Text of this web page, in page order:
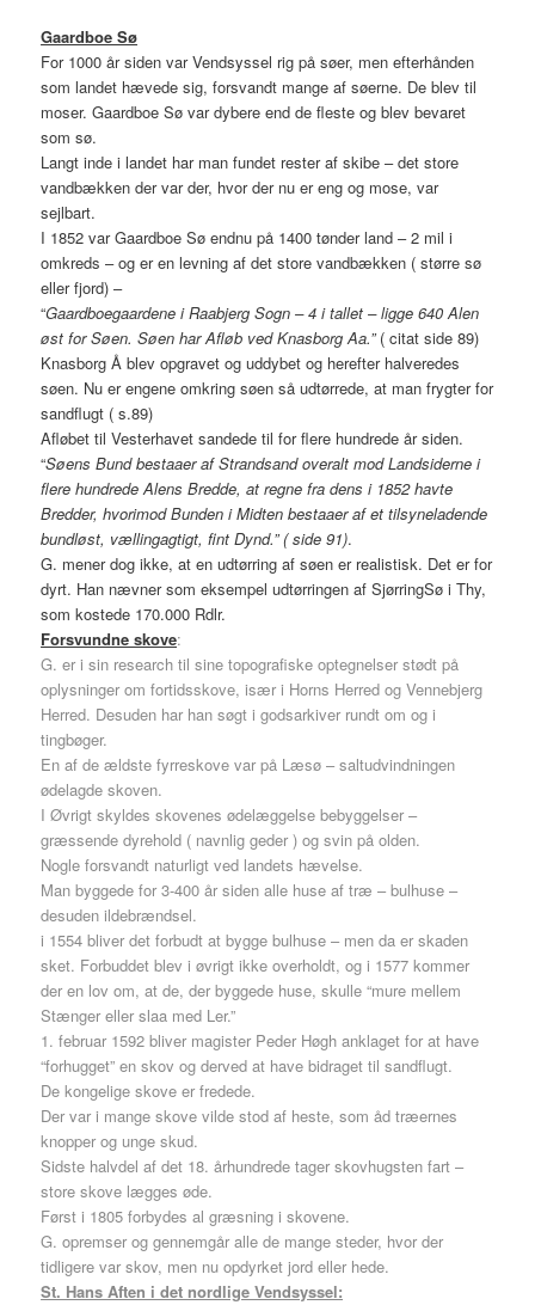
Gaardboe Sø
For 1000 år siden var Vendsyssel rig på søer, men efterhånden
som landet hævede sig, forsvandt mange af søerne. De blev til
moser. Gaardboe Sø var dybere end de fleste og blev bevaret
som sø.
Langt inde i landet har man fundet rester af skibe – det store
vandbækken der var der, hvor der nu er eng og mose, var
sejlbart.
I 1852 var Gaardboe Sø endnu på 1400 tønder land – 2 mil i
omkreds – og er en levning af det store vandbækken ( større sø
eller fjord) –
“Gaardboegaardene i Raabjerg Sogn – 4 i tallet – ligge 640 Alen
øst for Søen. Søen har Afløb ved Knasborg Aa.” ( citat side 89)
Knasborg Å blev opgravet og uddybet og herefter halveredes
søen. Nu er engene omkring søen så udtørrede, at man frygter for
sandflugt ( s.89)
Afløbet til Vesterhavet sandede til for flere hundrede år siden.
“Søens Bund bestaaer af Strandsand overalt mod Landsiderne i
flere hundrede Alens Bredde, at regne fra dens i 1852 havte
Bredder, hvorimod Bunden i Midten bestaaer af et tilsyneladende
bundløst, vællingagtigt, fint Dynd.” ( side 91).
G. mener dog ikke, at en udtørring af søen er realistisk. Det er for
dyrt. Han nævner som eksempel udtørringen af SjørringSø i Thy,
som kostede 170.000 Rdlr.
Forsvundne skove:
G. er i sin research til sine topografiske optegnelser stødt på
oplysninger om fortidsskove, især i Horns Herred og Vennebjerg
Herred. Desuden har han søgt i godsarkiver rundt om og i
tingbøger.
En af de ældste fyrreskove var på Læsø – saltudvindningen
ødelagde skoven.
I Øvrigt skyldes skovenes ødelæggelse bebyggelser –
græssende dyrehold ( navnlig geder ) og svin på olden.
Nogle forsvandt naturligt ved landets hævelse.
Man byggede for 3-400 år siden alle huse af træ – bulhuse –
desuden ildebrændsel.
i 1554 bliver det forbudt at bygge bulhuse – men da er skaden
sket. Forbuddet blev i øvrigt ikke overholdt, og i 1577 kommer
der en lov om, at de, der byggede huse, skulle “mure mellem
Stænger eller slaa med Ler.”
1. februar 1592 bliver magister Peder Høgh anklaget for at have
“forhugget” en skov og derved at have bidraget til sandflugt.
De kongelige skove er fredede.
Der var i mange skove vilde stod af heste, som åd træernes
knopper og unge skud.
Sidste halvdel af det 18. århundrede tager skovhugsten fart –
store skove lægges øde.
Først i 1805 forbydes al græsning i skovene.
G. opremser og gennemgår alle de mange steder, hvor der
tidligere var skov, men nu opdyrket jord eller hede.
St. Hans Aften i det nordlige Vendsyssel: